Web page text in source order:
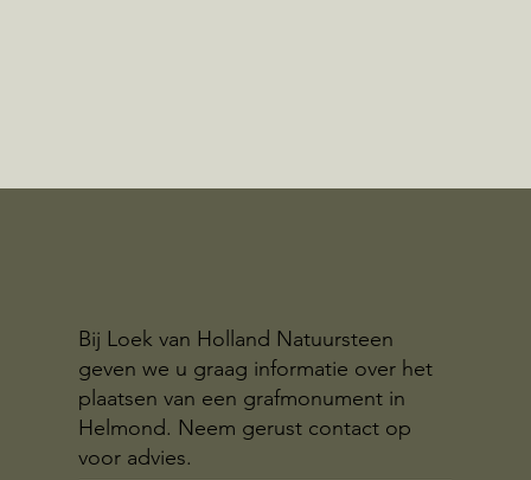
Bij Loek van Holland Natuursteen
geven we u graag informatie over het
plaatsen van een grafmonument in
Helmond. Neem gerust contact op
voor advies.